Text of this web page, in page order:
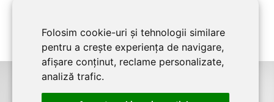
Folosim cookie-uri și tehnologii similare
pentru a crește experiența de navigare,
afișare conținut, reclame personalizate,
analiză trafic.